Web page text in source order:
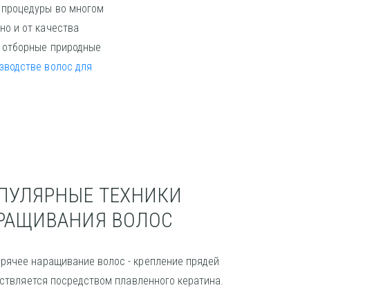
во многом
и от качества
природные
волос для
ТЕХНИКИ
ВОЛОС
наращивание волос - крепление прядей
посредством плавленного кератина.